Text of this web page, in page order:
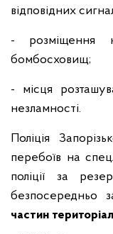
відповідних
- розміщення
бомбосховищ;
- місця
незламності.
Поліція
перебоїв на
поліції за
безпосередньо
частин